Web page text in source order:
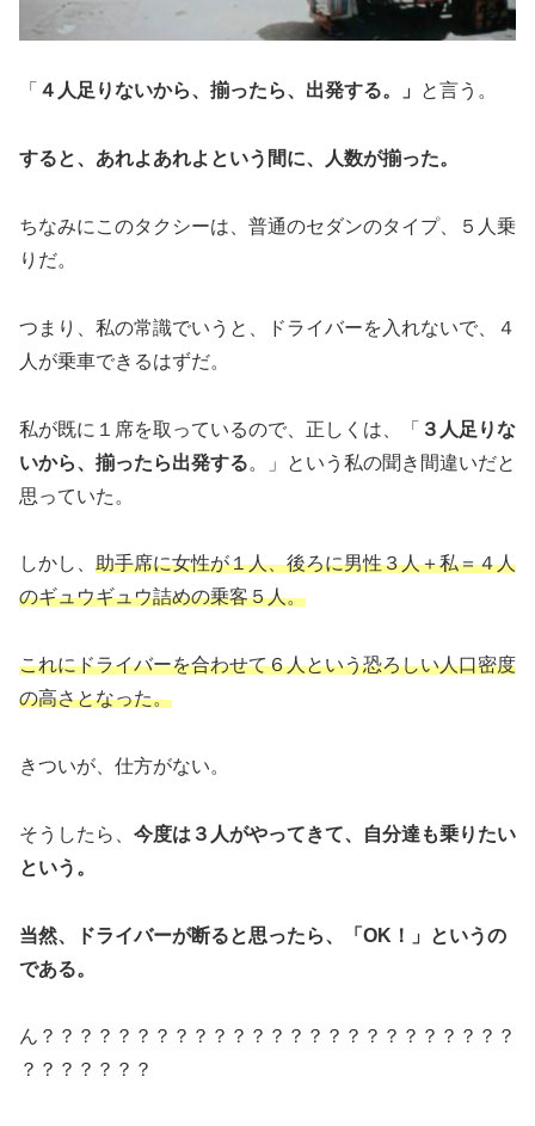
「 ４人足りないから、揃ったら、出発する。」 と言う。
すると、あれよあれよという間に、人数が揃った。
ちなみにこのタクシーは、普通のセダンのタイプ、５人乗
りだ。
つまり、私の常識でいうと、ドライバーを入れないで、４
人が乗車できるはずだ。
私が既に１席を取っているので、正しくは、「 ３人足りな
いから、揃ったら出発する。」という私の聞き間違いだと
思っていた。
しかし、 助手席に女性が１人、後ろに男性３人＋私＝４人
のギュウギュウ詰めの乗客５人。
これにドライバーを合わせて６人という恐ろしい人口密度
の高さとなった。
きついが、仕方がない。
そうしたら、 今度は３人がやってきて、自分達も乗りたい
という。
当然、ドライバーが断ると思ったら、「OK！」というの
である。
ん？？？？？？？？？？？？？？？？？？？？？？？？？
？？？？？？？